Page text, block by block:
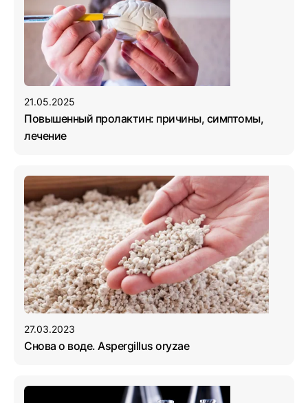
21.05.2025
Повышенный пролактин: причины, симптомы,
лечение
27.03.2023
Снова о воде. Aspergillus oryzae